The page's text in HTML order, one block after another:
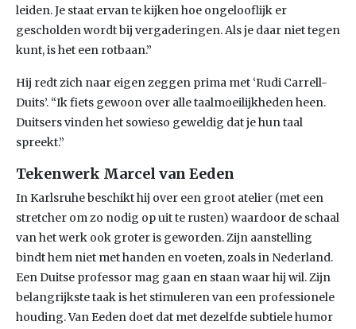
leiden. Je staat ervan te kijken hoe ongelooflijk er
gescholden wordt bij vergaderingen. Als je daar niet tegen
kunt, is het een rotbaan.”
Hij redt zich naar eigen zeggen prima met ‘Rudi Carrell-
Duits’. “Ik fiets gewoon over alle taalmoeilijkheden heen.
Duitsers vinden het sowieso geweldig dat je hun taal
spreekt.”
Tekenwerk Marcel van Eeden
In Karlsruhe beschikt hij over een groot atelier (met een
stretcher om zo nodig op uit te rusten) waardoor de schaal
van het werk ook groter is geworden. Zijn aanstelling
bindt hem niet met handen en voeten, zoals in Nederland.
Een Duitse professor mag gaan en staan waar hij wil. Zijn
belangrijkste taak is het stimuleren van een professionele
houding. Van Eeden doet dat met dezelfde subtiele humor